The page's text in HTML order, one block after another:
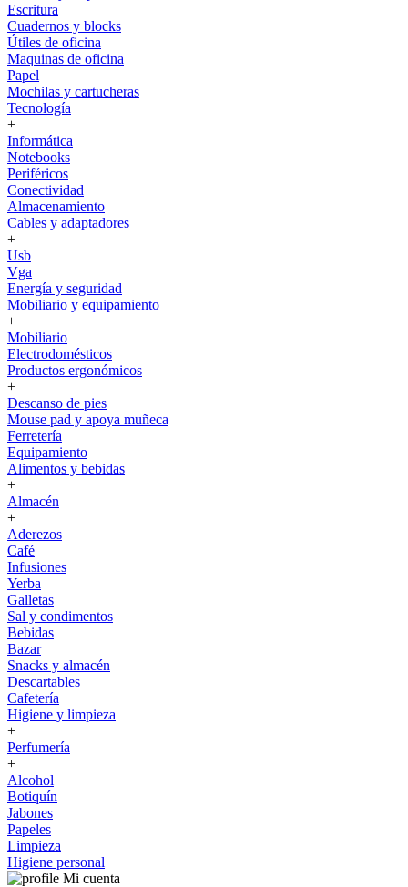
Escritura
Cuadernos y blocks
Útiles de oficina
Maquinas de oficina
Papel
Mochilas y cartucheras
Tecnología
+
Informática
Notebooks
Periféricos
Conectividad
Almacenamiento
Cables y adaptadores
+
Usb
Vga
Energía y seguridad
Mobiliario y equipamiento
+
Mobiliario
Electrodomésticos
Productos ergonómicos
+
Descanso de pies
Mouse pad y apoya muñeca
Ferretería
Equipamiento
Alimentos y bebidas
+
Almacén
+
Aderezos
Café
Infusiones
Yerba
Galletas
Sal y condimentos
Bebidas
Bazar
Snacks y almacén
Descartables
Cafetería
Higiene y limpieza
+
Perfumería
+
Alcohol
Botiquín
Jabones
Papeles
Limpieza
Higiene personal
Mi cuenta